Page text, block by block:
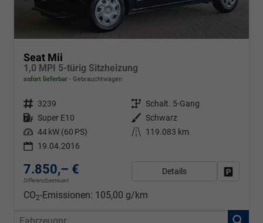
Seat Mii
1,0 MPI 5-türig Sitzheizung
sofort lieferbar Gebrauchtwagen
Fahrzeugnr. 3239 Getriebe Schalt. 5-Gang
Kraftstoff Super E10 Außenfarbe Schwarz
Leistung 44 kW (60 PS) Kilometerstand
119.083 km
19.04.2016
7.850,– €
Differenzbesteuert
Details
CO2-Emissionen: 105,00 g/km
Fahrzeugnr.